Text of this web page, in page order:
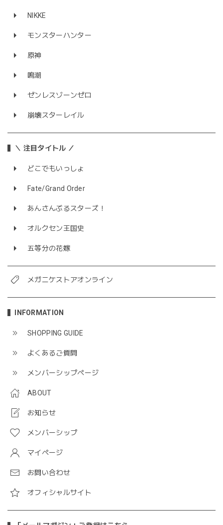
NIKKE
モンスターハンター
原神
鳴潮
ゼンレスゾーンゼロ
崩壊スターレイル
＼ 注目タイトル ／
どこでもいっしょ
Fate/Grand Order
あんさんぶるスターズ！
オルクセン王国史
五等分の花嫁
メガニケストアオンライン
INFORMATION
SHOPPING GUIDE
よくあるご質問
メンバーシップページ
ABOUT
お知らせ
メンバーシップ
マイページ
お問い合わせ
オフィシャルサイト